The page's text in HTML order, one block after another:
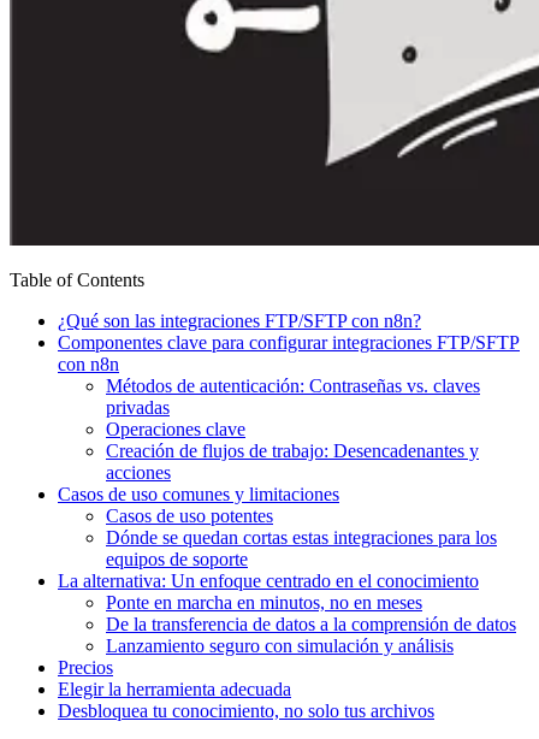
Table of Contents
¿Qué son las integraciones FTP/SFTP con n8n?
Componentes clave para configurar integraciones FTP/SFTP
con n8n
Métodos de autenticación: Contraseñas vs. claves
privadas
Operaciones clave
Creación de flujos de trabajo: Desencadenantes y
acciones
Casos de uso comunes y limitaciones
Casos de uso potentes
Dónde se quedan cortas estas integraciones para los
equipos de soporte
La alternativa: Un enfoque centrado en el conocimiento
Ponte en marcha en minutos, no en meses
De la transferencia de datos a la comprensión de datos
Lanzamiento seguro con simulación y análisis
Precios
Elegir la herramienta adecuada
Desbloquea tu conocimiento, no solo tus archivos